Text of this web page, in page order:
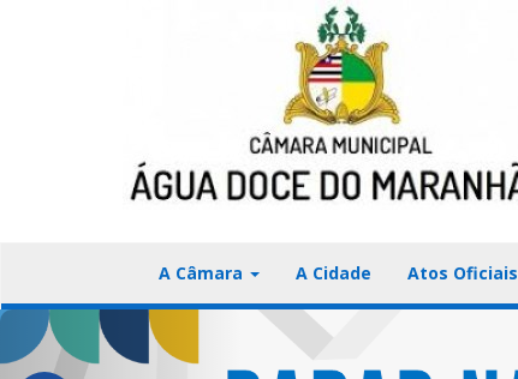
A Câmara A Cidade Atos Oficiais
Previous